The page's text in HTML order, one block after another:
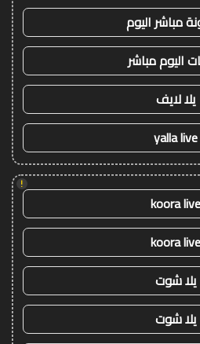
مباشر اليوم
اليوم مباشر
يلا لايف
yalla live
!
koora live
koora live
يلا شوت
يلا شوت